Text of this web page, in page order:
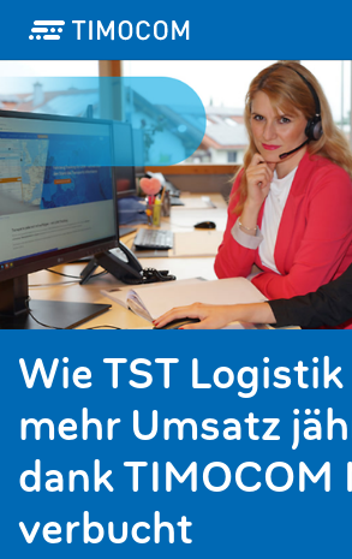
Wie TST Logistik
mehr Umsatz
dank TIMOCOM
verbucht